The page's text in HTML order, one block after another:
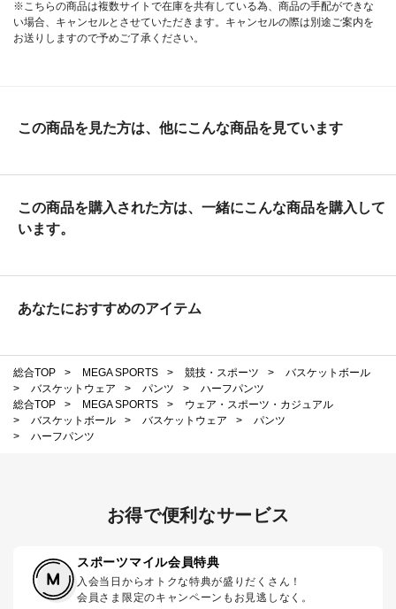
※こちらの商品は複数サイトで在庫を共有している為、商品の手配ができな
い場合、キャンセルとさせていただきます。キャンセルの際は別途ご案内を
お送りしますので予めご了承ください。
この商品を見た方は、他にこんな商品を見ています
この商品を購入された方は、一緒にこんな商品を購入して
います。
あなたにおすすめのアイテム
総合TOP > MEGA SPORTS > 競技・スポーツ >
バスケットボール
>
バスケットウェア > パンツ >
ハーフパンツ
総合TOP
> MEGA SPORTS >
ウェア・スポーツ・カジュアル
>
バスケットボール > バスケットウェア >
パンツ
>
ハーフパンツ
お得で便利なサービス
スポーツマイル会員特典
入会当日からオトクな特典が盛りだくさん！
会員さま限定のキャンペーンもお見逃しなく。